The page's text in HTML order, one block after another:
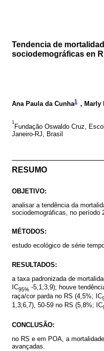
Tendencia de
sociodemográficas en
Ana Paula da Cunha1 , Marly
1
Fundação Oswaldo Cruz,
Janeiro-RJ, Brasil
RESUMO
OBJETIVO:
analisar a tendência da
sociodemográficas, no período
MÉTODOS:
estudo ecológico de série
RESULTADOS:
a taxa padronizada de
IC95% -5,1;3,9); houve
raça/cor parda no RS (4,5%; IC
1,3;6,7), 50-59 no RS (5,8%; IC
CONCLUSÃO:
no RS e em POA, a
avançadas.